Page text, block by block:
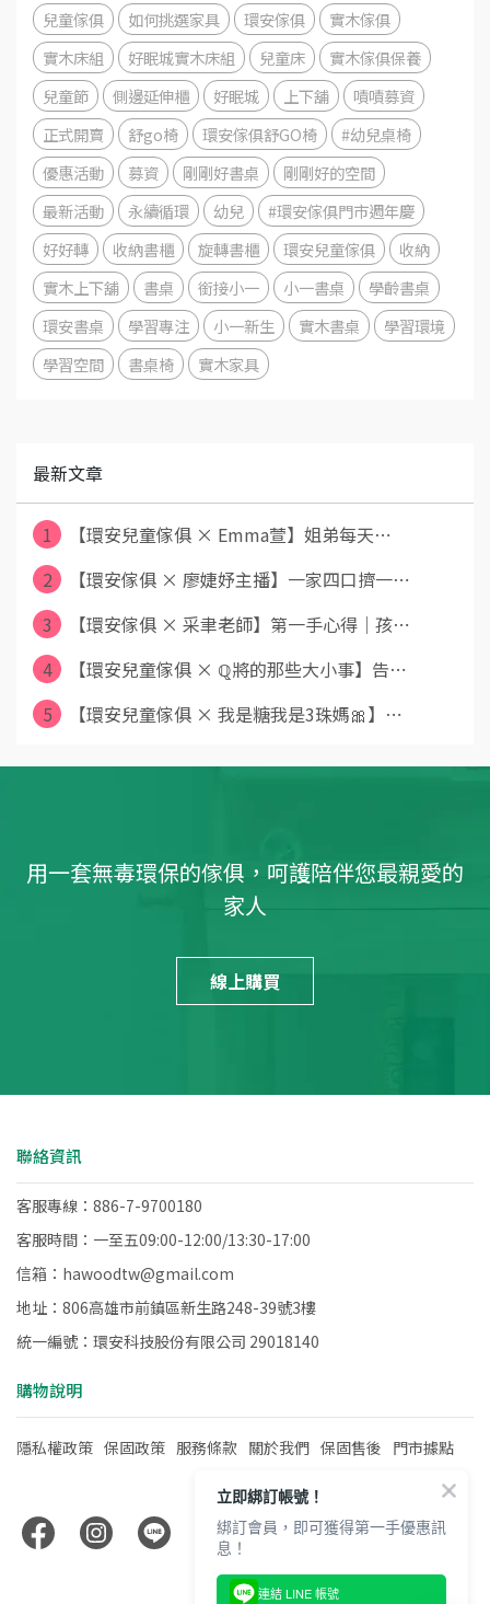
兒童傢俱
如何挑選家具 環安傢俱
實木傢俱
實木床組
好眠城實木床組 兒童床
實木傢俱保養
兒童節
側邊延伸櫃 好眠城 上下舖
嘖嘖募資
正式開賣
舒go椅 環安傢俱舒GO椅
#幼兒桌椅
優惠活動
募資 剛剛好書桌
剛剛好的空間
最新活動
永續循環 幼兒
#環安傢俱門市週年慶
好好轉
收納書櫃 旋轉書櫃 環安兒童傢俱
收納
實木上下舖
書桌 銜接小一 小一書桌
學齡書桌
環安書桌
學習專注 小一新生 實木書桌
學習環境
學習空間
書桌椅 實木家具
最新文章
1
【環安兒童傢俱 × Emma萱】姐弟每天⋯
2
【環安傢俱 × 廖婕妤主播】一家四口擠一⋯
3
【環安傢俱 × 采聿老師】第一手心得｜孩⋯
4
【環安兒童傢俱 × ℚ將的那些大小事】告⋯
5
【環安兒童傢俱 × 我是糖我是3珠媽🎀】⋯
用一套無毒環保的傢俱，呵護陪伴您最親愛的
家人
線上購買
聯絡資訊
客服專線：886-7-9700180
客服時間：一至五09:00-12:00/13:30-17:00
信箱：hawoodtw@gmail.com
地址：806高雄市前鎮區新生路248-39號3樓
統一編號：環安科技股份有限公司 29018140
購物說明
隱私權政策 保固政策 服務條款 關於我們 保固售後 門市據點
立即綁訂帳號！
綁訂會員，即可獲得第一手優惠訊
息！
連結 LINE 帳號